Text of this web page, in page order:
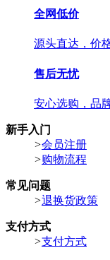
全网低价
源头直达，价
售后无忧
安心选购，品
新手入门
>会员注册
>购物流程
常见问题
>退换货政策
支付方式
>支付方式